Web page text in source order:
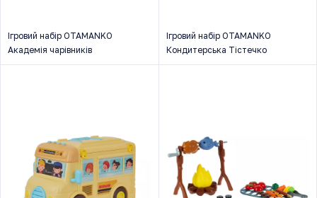
Ігровий набір OTAMANKO
Академія чарівників
Ігровий набір OTAMANKO
Кондитерська Тістечко